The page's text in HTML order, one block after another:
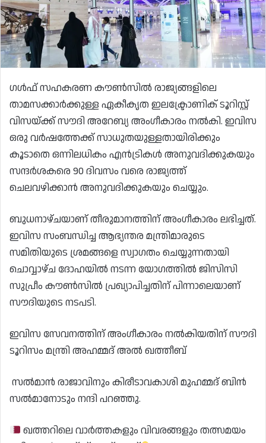
ഗൾഫ് സഹകരണ കൗൺസിൽ രാജ്യങ്ങളിലെ
താമസക്കാർക്കുള്ള ഏകീകൃത ഇലക്ട്രോണിക് ടൂറിസ്റ്റ്
വിസയ്ക്ക് സൗദി അറേബ്യ അംഗീകാരം നൽകി. ഇവിസ
ഒരു വർഷത്തേക്ക് സാധുതയുള്ളതായിരിക്കും
കൂടാതെ ഒന്നിലധികം എൻട്രികൾ അനുവദിക്കുകയും
സന്ദർശകരെ 90 ദിവസം വരെ രാജ്യത്ത്
ചെലവഴിക്കാൻ അനുവദിക്കുകയും ചെയ്യും.
ബുധനാഴ്ചയാണ് തീരുമാനത്തിന് അംഗീകാരം ലഭിച്ചത്.
ഇവിസ സംബന്ധിച്ച ആഭ്യന്തര മന്ത്രിമാരുടെ
സമിതിയുടെ ശ്രമങ്ങളെ സ്വാഗതം ചെയ്യുന്നതായി
ചൊവ്വാഴ്ച ദോഹയിൽ നടന്ന യോഗത്തിൽ ജിസിസി
സുപ്രീം കൗൺസിൽ പ്രഖ്യാപിച്ചതിന് പിന്നാലെയാണ്
സൗദിയുടെ നടപടി.
ഇവിസ സേവനത്തിന് അംഗീകാരം നൽകിയതിന് സൗദി
ടൂറിസം മന്ത്രി അഹമ്മദ് അൽ ഖത്തീബ്
സൽമാൻ രാജാവിനും കിരീടാവകാശി മുഹമ്മദ് ബിൻ
സൽമാനോടും നന്ദി പറഞ്ഞു.
ഖത്തറിലെ വാർത്തകളും വിവരങ്ങളും തത്സമയം